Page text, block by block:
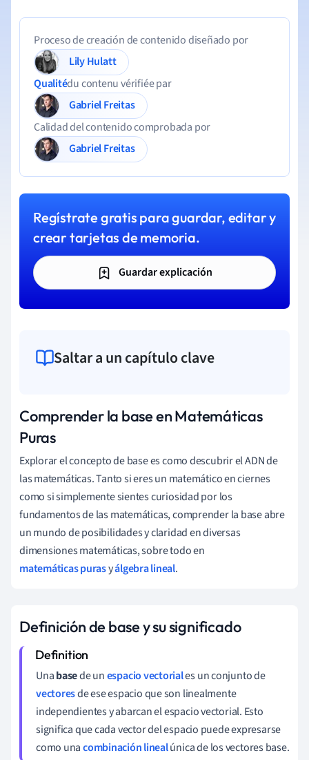
Proceso de creación de contenido diseñado por
Lily Hulatt
Qualitédu contenu vérifiée par
Gabriel Freitas
Calidad del contenido comprobada por
Gabriel Freitas
Regístrate gratis para guardar, editar y
crear tarjetas de memoria.
Guardar explicación
Saltar a un capítulo clave
Comprender la base en Matemáticas
Puras
Explorar el concepto de base es como descubrir el ADN de
las matemáticas. Tanto si eres un matemático en ciernes
como si simplemente sientes curiosidad por los
fundamentos de las matemáticas, comprender la base abre
un mundo de posibilidades y claridad en diversas
dimensiones matemáticas, sobre todo en
matemáticas purasyálgebra lineal.
Definición de base y su significado
Unabasede unespacio vectoriales un conjunto de
vectoresde ese espacio que son linealmente
independientes y abarcan el espacio vectorial. Esto
significa que cada vector del espacio puede expresarse
como unacombinación linealúnica de los vectores base.